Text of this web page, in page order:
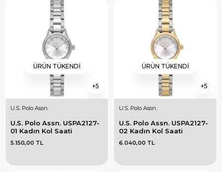
5
ÜRÜN TÜKENDI
U.S. Polo Assn.
U.S. Polo Assn. USPA2127-
01 Kadın Kol Saati
5.150,00 TL
5
ÜRÜN TÜKENDI
U.S. Polo Assn.
U.S. Polo Assn. USPA2127-
02 Kadın Kol Saati
6.040,00 TL